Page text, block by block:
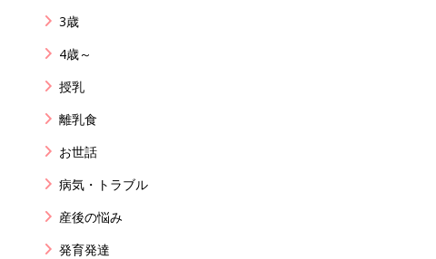
3歳
4歳～
授乳
離乳食
お世話
病気・トラブル
産後の悩み
発育発達